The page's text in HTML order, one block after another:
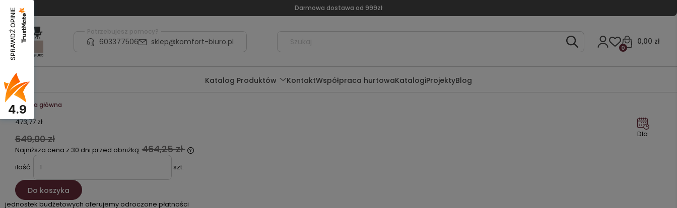
Darmowa dostawa od 999zł
Potrzebujesz pomocy?
603377506 sklep@komfort-biuro.pl 0,00 zł
0
Katalog Produktów KontaktWspółpraca hurtowaKatalogiProjektyBlog
Strona główna
473,77 zł
649,00 zł
Najniższa cena z 30 dni przed obniżką:464,25 zł
ilość szt.
Do koszyka
Dla
jednostek budżetowych oferujemy odroczone płatności
SPRAWDŹ OPINIE
4.9